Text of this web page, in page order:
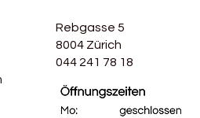
Rebgasse 5
8004 Zürich
044 241 78 18